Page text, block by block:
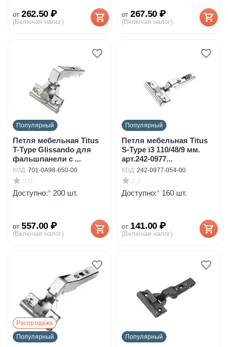
от 262.50 ₽
(Включая налог)
от 267.50 ₽
(Включая налог)
Популярный
Петля мебельная Titus
T-Type Glissando для
фальшпанели с ...
КОД: 701-0A98-650-00
0.0
Доступно:* 200 шт.
от 557.00 ₽
(Включая налог)
Популярный
Петля мебельная Titus
S-Type i3 110/48/9 мм.
арт.242-0977...
КОД: 242-0977-054-00
0.0
Доступно:* 160 шт.
от 141.00 ₽
(Включая налог)
Распродажа
Популярный
Популярный